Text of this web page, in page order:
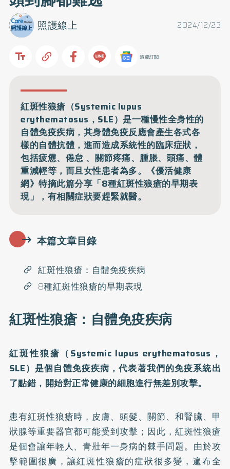
2024/12/23
照護線上
追蹤訂閱
紅斑性狼瘡（Systemic lupus
erythematosus，SLE）是一種慢性全身性的
自體免疫疾病，其身體免疫反應會產生各式各
樣的自體抗體，進而造成系統性的臨床症狀，
包括疲憊、倦怠 、關節疼痛、腫脹、頭痛、體
重減輕等，而且女性患者為多。《優活健康
網》特摘此篇分享「8種紅斑性狼瘡的早期表
現」，有相關症狀要趕緊就醫。
本篇文章目錄
紅斑性狼瘡：自體免疫疾病
8種紅斑性狼瘡的早期表現
紅斑性狼瘡：自體免疫疾病
紅斑性狼瘡（Systemic lupus erythematosus，
SLE）是個自體免疫疾病，代表著我們的免疫系統出
了點錯，開始對正常健康的細胞進行無差別攻擊。
患有紅斑性狼瘡時，皮膚、頭髮、關節、和腎臟、甲
狀腺等重要器官都可能受到攻擊；因此，紅斑性狼瘡
是個會讓年輕人、青壯年一身病的棘手問題。由於攻
擊範圍很廣，讓紅斑性狼瘡的症狀很多變，遍布全